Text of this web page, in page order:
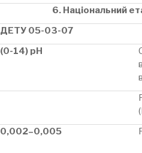
6. Національний
ДЕТУ 05-03-07
(0-14) рН
0,002–0,005